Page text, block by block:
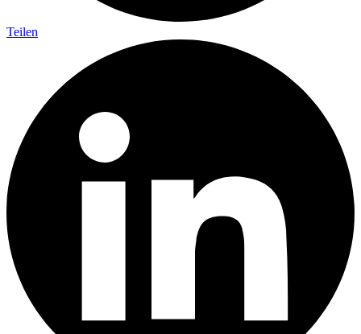
Teilen